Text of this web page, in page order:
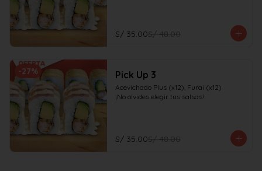
S/ 35.00S/ 48.00
-27% Pick Up 3
Acevichado Plus (x12), Furai (x12)
¡No olvides elegir tus salsas!
S/ 35.00S/ 48.00